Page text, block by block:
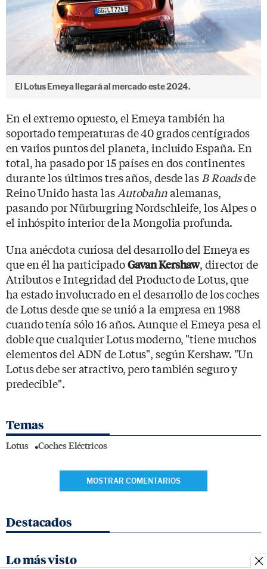
El Lotus Emeya llegará al mercado este 2024.
En el extremo opuesto, el Emeya también ha
soportado temperaturas de 40 grados centígrados
en varios puntos del planeta, incluido España. En
total, ha pasado por 15 países en dos continentes
durante los últimos tres años, desde las B Roadsde
Reino Unido hasta lasAutobahnalemanas,
pasando por Nürburgring Nordschleife, los Alpes o
el inhóspito interior de la Mongolia profunda.
Una anécdota curiosa del desarrollo del Emeya es
que en él ha participadoGavan Kershaw, director de
Atributos e Integridad del Producto de Lotus, que
ha estado involucrado en el desarrollo de los coches
de Lotus desde que se unió a la empresa en 1988
cuando tenía sólo 16 años. Aunque el Emeya pesa el
doble que cualquier Lotus moderno, "tiene muchos
elementos del ADN de Lotus", según Kershaw. "Un
Lotus debe ser atractivo, pero también seguro y
predecible".
Temas
Lotus Coches Eléctricos
MOSTRAR COMENTARIOS
Destacados
Lo más visto